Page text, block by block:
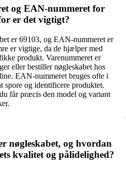
og EAN-nummeret for
er det vigtigt?
er 69103, og EAN-nummeret er
er vigtige, da de hjælper med
produkt. Varenummeret er
eller bestiller nøgleskabet hos
EAN-nummeret bruges ofte i
spore og identificere produktet.
får præcis den model og variant
nøgleskabet, og hvordan
kvalitet og pålidelighed?